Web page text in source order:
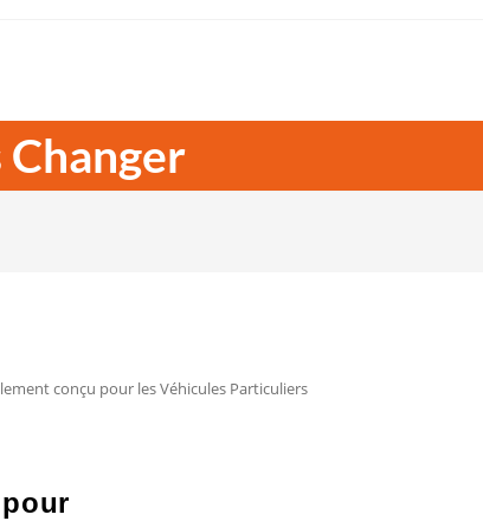
conçu pour les Véhicules Particuliers